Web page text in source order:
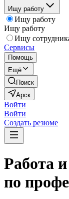
Ищу работу
Ищу работу
Ищу работу
Ищу
Сервисы
Помощь
Ещё
Поиск
Арск
Войти
Войти
Создать резюме
Работа
по